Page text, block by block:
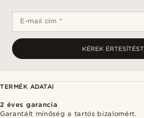
E-mail cím *
KÉREK ÉRTESÍTÉST
TERMÉK ADATAI
2 éves garancia
Garantált minőség a tartós bizalomért.